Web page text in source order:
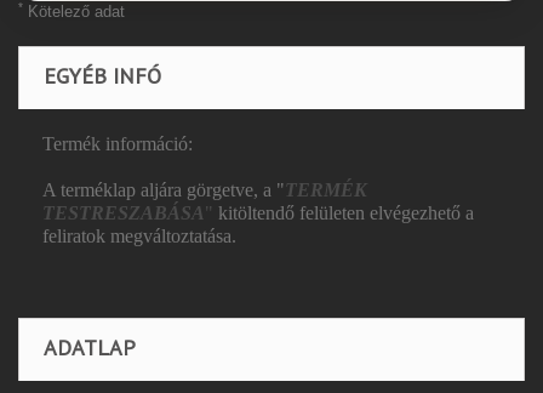
* Kötelező adat
EGYÉB INFÓ
Termék információ:
A terméklap aljára görgetve, a "TERMÉK
TESTRESZABÁSA" kitöltendő felületen elvégezhető a
feliratok megváltoztatása.
ADATLAP